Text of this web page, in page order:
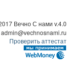
Вечно С нами v.4.0
Проверить аттестат